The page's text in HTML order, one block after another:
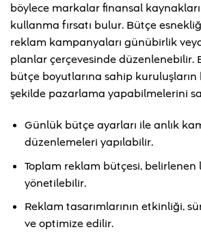
böylece markalar finansal
kullanma fırsatı bulur. Bütçe
reklam kampanyaları günübirlik
planlar çerçevesinde düzenlenebilir.
bütçe boyutlarına sahip
şekilde pazarlama yapabilmelerini
Günlük bütçe ayarları ile anlık
düzenlemeleri yapılabilir.
Toplam reklam bütçesi,
yönetilebilir.
Reklam tasarımlarının etkinliği,
ve optimize edilir.